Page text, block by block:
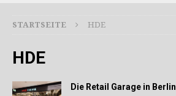
STARTSEITE HDE
HDE
Die Retail Garage in Berlin